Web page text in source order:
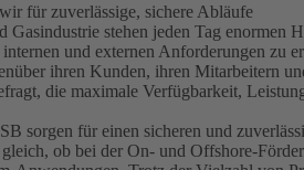
für zuverlässige, sichere Abläufe
stehen jeden Tag enormen
und externen Anforderungen zu
ihren Kunden, ihren Mitarbeitern
die maximale Verfügbarkeit,
sorgen für einen sicheren und
ob bei der On- und Offshore-